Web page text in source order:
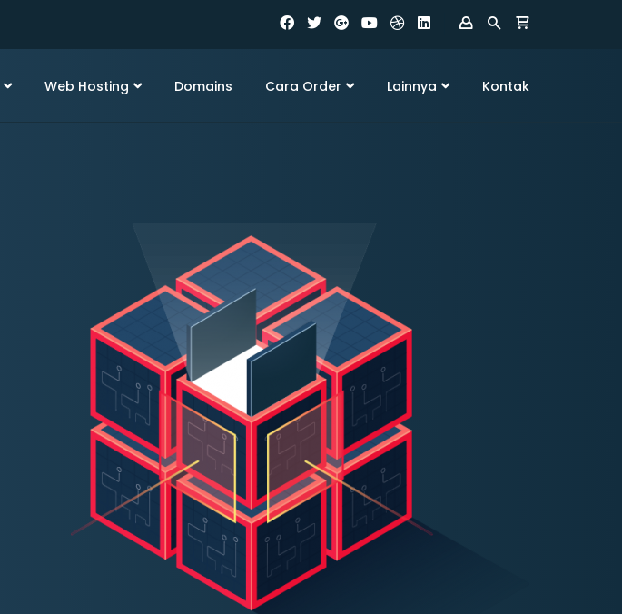
Web Hosting Domains Cara Order Lainnya Kontak